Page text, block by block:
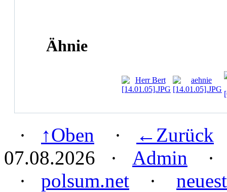
Ähnie
· ↑Oben · ←Zurück
07.08.2026 · Admin ·
· polsum.net ·